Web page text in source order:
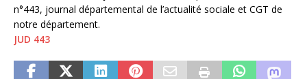
n°443, journal départemental de l’actualité sociale et CGT de
notre département.
JUD 443